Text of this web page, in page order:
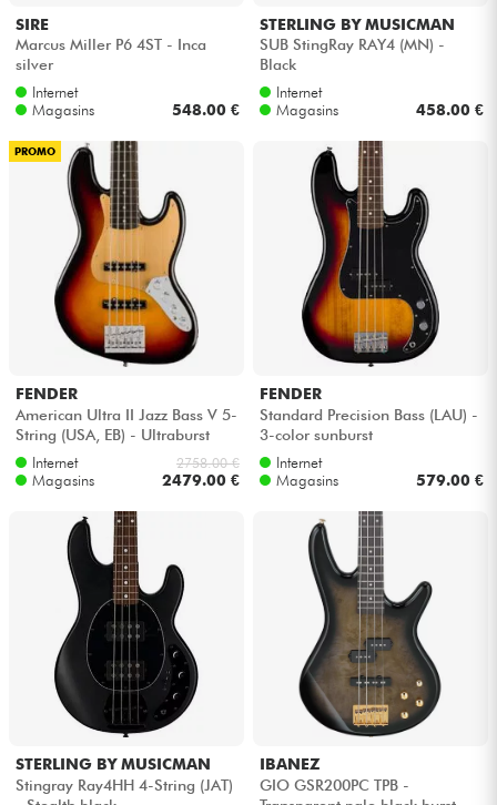
SIRE
Marcus Miller P6 4ST - Inca
silver
Internet
Magasins
548.00 €
STERLING BY MUSICMAN
SUB StingRay RAY4 (MN) -
Black
Internet
Magasins
458.00 €
PROMO
FENDER
American Ultra II Jazz Bass V 5-
String (USA, EB) - Ultraburst
Internet
Magasins
2758.00 €
2479.00 €
FENDER
Standard Precision Bass (LAU) -
3-color sunburst
Internet
Magasins
579.00 €
STERLING BY MUSICMAN
Stingray Ray4HH 4-String (JAT)
IBANEZ
GIO GSR200PC TPB -